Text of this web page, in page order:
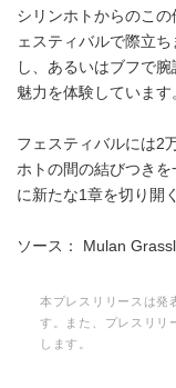
シリンホトからのこ
ェスティバルで際立
し、あるいはブフで
魅力を体験しています
フェスティバルには2
ホトの間の結びつき
に新たな1章を切り開
ソース： Mulan
本プレスリリースは発
す。また、プレスリリ
します。